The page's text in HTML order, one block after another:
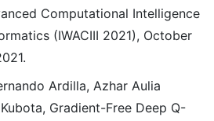
Computational Intelligence
(IWACIII 2021), October
Ardilla, Azhar Aulia
Gradient-Free Deep Q-